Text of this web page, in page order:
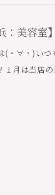
：美容室
(・∀・)いつ
１月は当店